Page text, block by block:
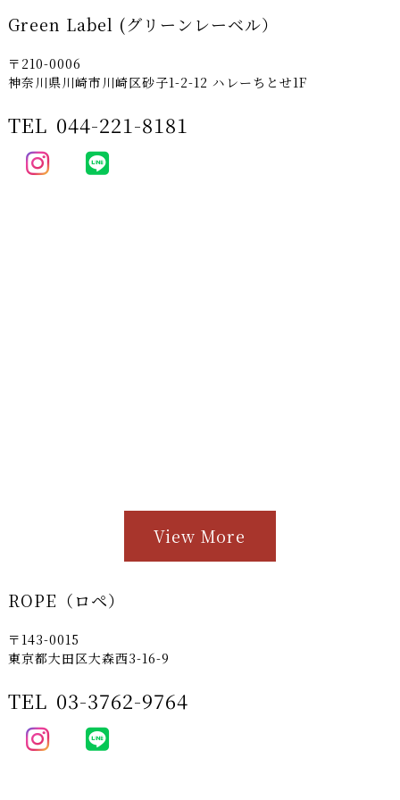
Green Label (グリーンレーベル）
〒210-0006
神奈川県川崎市川崎区砂子1-2-12 ハレーちとせ1F
TEL 044-221-8181
View More
ROPE（ロペ）
〒143-0015
東京都大田区大森西3-16-9
TEL 03-3762-9764